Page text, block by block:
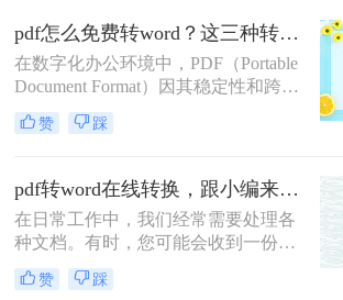
word文档呢？本文将详细介绍四种在
电脑上将PDF转换为Word的方法。
pdf怎么免费转word？这三种转换方法很简单！
在数字化办公环境中，PDF（Portable
Document Format）因其稳定性和跨平
台兼容性而广泛应用。然而，当需要
编辑或修改PDF内容时，将其转换为
么pdf怎么免费转word呢？本文将介绍
三种免费的PDF转Word方法。
赞 踩
pdf转word在线转换，跟小编来学习吧
在日常工作中，我们经常需要处理各
种文档。有时，您可能会收到一份
PDF格式的文件，但为了进一步编辑
或修改，您需要将其转换为Word格
赞 踩